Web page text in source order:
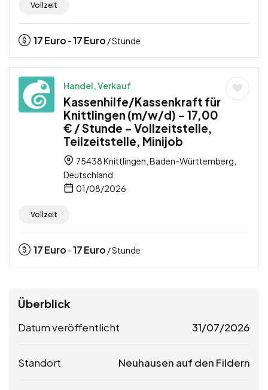
Vollzeit
17Euro -17Euro / Stunde
Handel, Verkauf
Kassenhilfe/Kassenkraft für
Knittlingen (m/w/d) – 17,00
€ / Stunde – Vollzeitstelle,
Teilzeitstelle, Minijob
75438 Knittlingen, Baden-Württemberg,
Deutschland
01/08/2026
Vollzeit
17Euro -17Euro / Stunde
Überblick
Datum veröffentlicht 31/07/2026
Standort Neuhausen auf den Fildern